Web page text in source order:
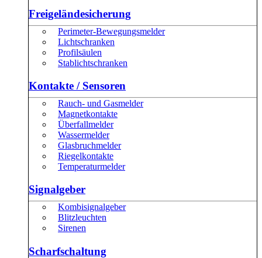
Freigeländesicherung
Perimeter-Bewegungsmelder
Lichtschranken
Profilsäulen
Stablichtschranken
Kontakte / Sensoren
Rauch- und Gasmelder
Magnetkontakte
Überfallmelder
Wassermelder
Glasbruchmelder
Riegelkontakte
Temperaturmelder
Signalgeber
Kombisignalgeber
Blitzleuchten
Sirenen
Scharfschaltung